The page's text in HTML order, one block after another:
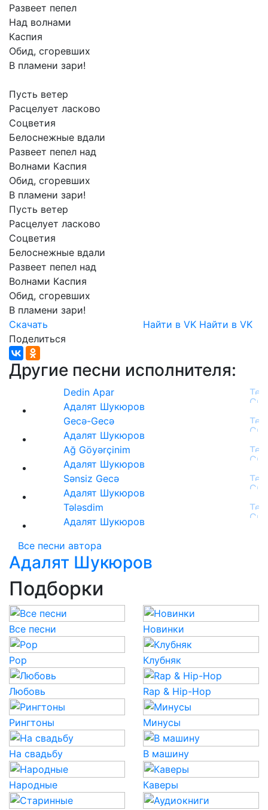
Развеет пепел
Над волнами
Каспия
Обид, сгоревших
В пламени зари!
Пусть ветер
Расцелует ласково
Соцветия
Белоснежные вдали
Развеет пепел над
Волнами Каспия
Обид, сгоревших
В пламени зари!
Пусть ветер
Расцелует ласково
Соцветия
Белоснежные вдали
Развеет пепел над
Волнами Каспия
Обид, сгоревших
В пламени зари!
Скачать
Найти в VK Найти в VK
Поделиться
Другие песни исполнителя:
Dedin Apar
Адалят Шукюров
Gecə-Gecə
Адалят Шукюров
Ağ Göyərçinim
Адалят Шукюров
Sənsiz Gecə
Адалят Шукюров
Tələsdim
Адалят Шукюров
Все песни автора
Адалят Шукюров
Подборки
Все песни Новинки
Pop Клубняк
Любовь Rap & Hip-Hop
Рингтоны Минусы
На свадьбу В машину
Народные Каверы